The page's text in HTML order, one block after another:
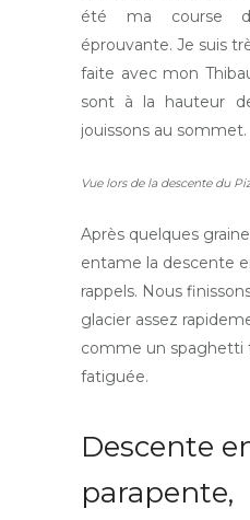
été ma course
éprouvante. Je suis
faite avec mon
sont à la hauteur
jouissons au sommet.
Vue lors de la descente du
Après quelques
entame la descente
rappels. Nous
glacier assez
comme un spaghetti
fatiguée.
Descente
parapente,